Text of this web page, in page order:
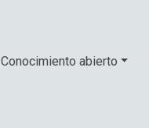
Conocimiento abierto